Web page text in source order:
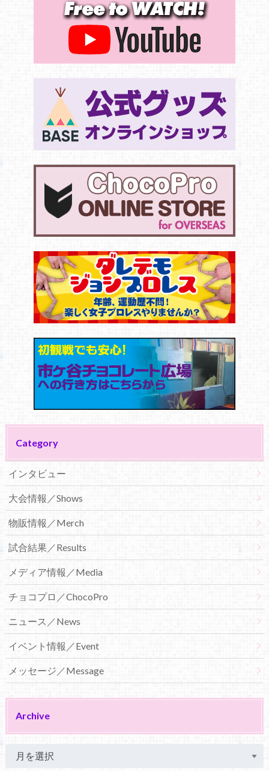
Category
インタビュー
大会情報／Shows
物販情報／Merch
試合結果／Results
メディア情報／Media
チョコプロ／ChocoPro
ニュース／News
イベント情報／Event
メッセージ／Message
Archive